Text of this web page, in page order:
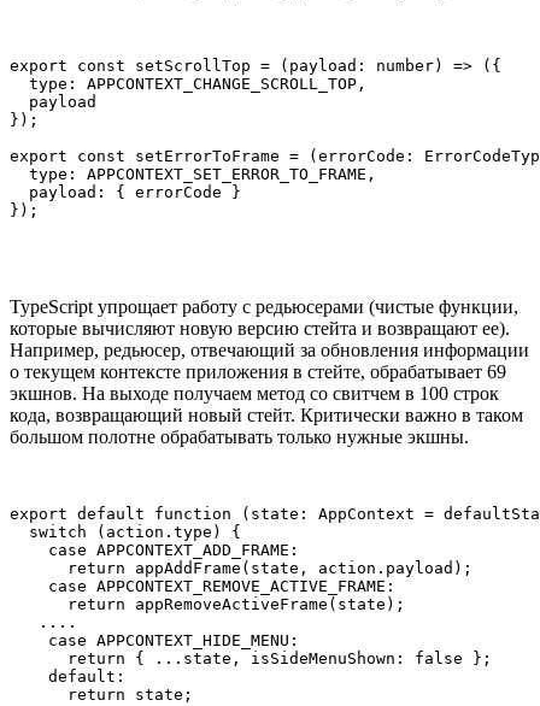
export const setScrollTop = (payload: number) => ({
  type: APPCONTEXT_CHANGE_SCROLL_TOP,
  payload
});
export const setErrorToFrame = (errorCode:
  type: APPCONTEXT_SET_ERROR_TO_FRAME,
  payload: { errorCode }
});
TypeScript упрощает работу с редьюсерами (чистые функции,
которые вычисляют новую версию стейта и возвращают ее).
Например, редьюсер, отвечающий за обновления информации
о текущем контексте приложения в стейте, обрабатывает 69
экшнов. На выходе получаем метод со свитчем в 100 строк
кода, возвращающий новый стейт. Критически важно в таком
большом полотне обрабатывать только нужные экшны.
export default function (state: AppContext =
  switch (action.type) {
    case APPCONTEXT_ADD_FRAME:
      return appAddFrame(state, action.payload);
    case APPCONTEXT_REMOVE_ACTIVE_FRAME:
      return appRemoveActiveFrame(state);
   ....
    case APPCONTEXT_HIDE_MENU:
      return { ...state, isSideMenuShown: false };
    default:
      return state;